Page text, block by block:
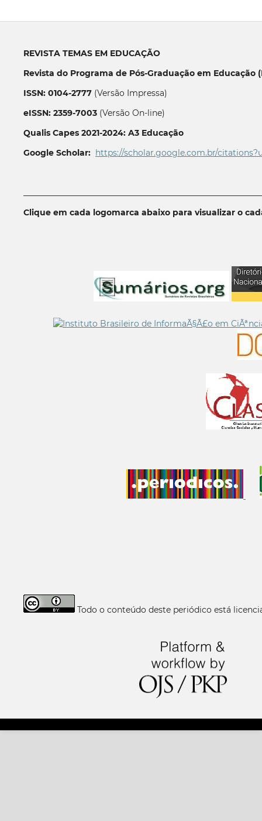
REVISTA TEMAS EM EDUCAÇÃO
Revista do Programa de Pós-Graduação em Educação
ISSN: 0104-2777(Versão Impressa)
eISSN: 2359-7003(Versão On-line)
Qualis Capes 2021-2024: A3 Educação
Google Scholar: https://scholar.google.com.br/
Clique em cada logomarca abaixo para visualizar o
Todo o conteúdo deste periódico está